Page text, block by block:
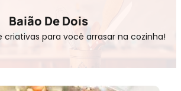
Baião De Dois
criativas para você arrasar na cozinha!